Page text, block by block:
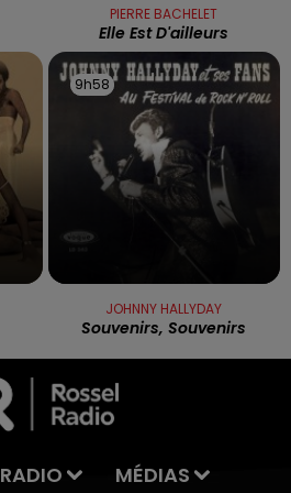
PIERRE BACHELET
Elle Est D'ailleurs
9h58
9h58
JOHNNY HALLYDAY
Souvenirs, Souvenirs
RADIO MÉDIAS